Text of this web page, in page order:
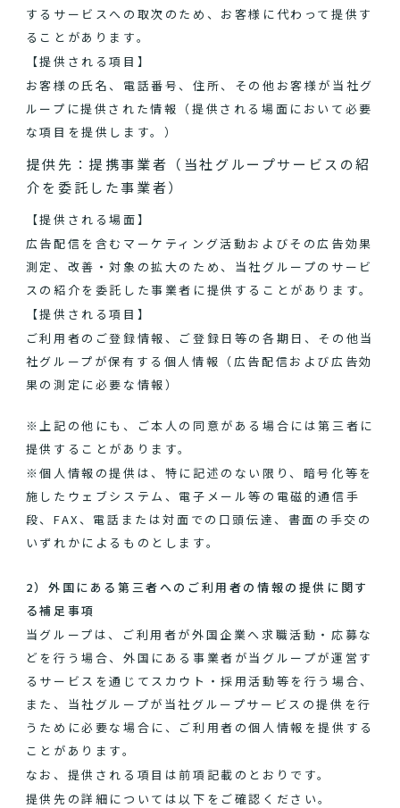
するサービスへの取次のため、お客様に代わって提供す
ることがあります。
【提供される項目】
お客様の氏名、電話番号、住所、その他お客様が当社グ
ループに提供された情報（提供される場面において必要
な項目を提供します。）
提供先：提携事業者（当社グループサービスの紹
介を委託した事業者）
【提供される場面】
広告配信を含むマーケティング活動およびその広告効果
測定、改善・対象の拡大のため、当社グループのサービ
スの紹介を委託した事業者に提供することがあります。
【提供される項目】
ご利用者のご登録情報、ご登録日等の各期日、その他当
社グループが保有する個人情報（広告配信および広告効
果の測定に必要な情報）
※上記の他にも、ご本人の同意がある場合には第三者に
提供することがあります。
※個人情報の提供は、特に記述のない限り、暗号化等を
施したウェブシステム、電子メール等の電磁的通信手
段、FAX、電話または対面での口頭伝達、書面の手交の
いずれかによるものとします。
2）外国にある第三者へのご利用者の情報の提供に関す
る補足事項
当グループは、ご利用者が外国企業へ求職活動・応募な
どを行う場合、外国にある事業者が当グループが運営す
るサービスを通じてスカウト・採用活動等を行う場合、
また、当社グループが当社グループサービスの提供を行
うために必要な場合に、ご利用者の個人情報を提供する
ことがあります。
なお、提供される項目は前項記載のとおりです。
提供先の詳細については以下をご確認ください。